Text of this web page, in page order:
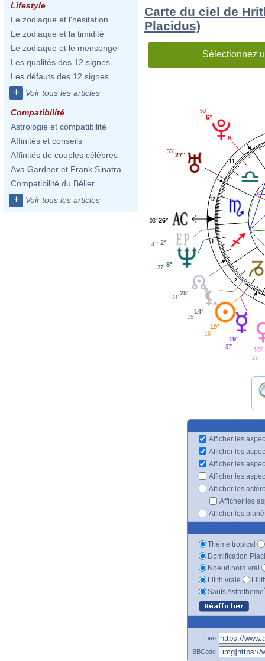
Lifestyle
Le zodiaque et l'hésitation
Le zodiaque et la timidité
Le zodiaque et le mensonge
Les qualités des 12 signes
Les défauts des 12 signes
+ Voir tous les articles
Compatibilité
Astrologie et compatibilité
Affinités et conseils
Affinités de couples célèbres
Ava Gardner et Frank Sinatra
Compatibilité du Bélier
+ Voir tous les articles
Carte du ciel de
Placidus)
Sélectionnez
1
2
11
12
6°
50'
27°
33'
26°
03'
2°
41'
8°
37'
28°
31'
14°
15'
19°
16'
19°
37' 10°
27'
Afficher les
Afficher les
Afficher les
Afficher les
Afficher les
Afficher les
Afficher les
Thème tropical
Domification
Noeud nord vrai
Lilith vraie
Sauts Astrotheme
Lien
BBCode